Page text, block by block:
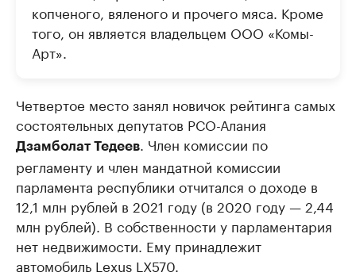
копченого, вяленого и прочего мяса. Кроме
того, он является владельцем ООО «Комы-
Арт».
Четвертое место занял новичок рейтинга самых
состоятельных депутатов РСО-Алания
Дзамболат Тедеев
. Член комиссии по
регламенту и член мандатной комиссии
парламента республики отчитался о доходе в
12,1 млн рублей в 2021 году (в 2020 году — 2,44
млн рублей). В собственности у парламентария
нет недвижимости. Ему принадлежит
автомобиль Lexus LX570.